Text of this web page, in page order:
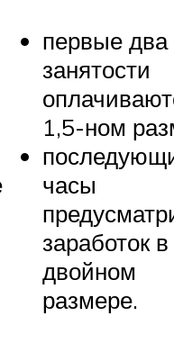
первые два
занятости
1,5-ном
часы
заработок в
двойном
размере.